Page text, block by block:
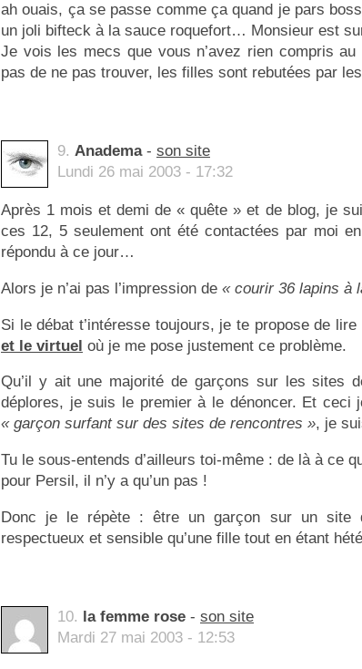
ah ouais, ça se passe comme ça quand je pars
un joli bifteck à la sauce roquefort… Monsieur est
Je vois les mecs que vous n’avez rien compris au
pas de ne pas trouver, les filles sont rebutées par
9. Anadema- son site
Lundi 26 mai 2003 - 17:32
Après 1 mois et demi de « quête » et de blog, je
ces 12, 5 seulement ont été contactées par moi
répondu à ce jour…
Alors je n’ai pas l’impression de « courir 36 lapins à
Si le débat t’intéresse toujours, je te propose de lire
et le virtuel où je me pose justement ce problème.
Qu’il y ait une majorité de garçons sur les sites
déplores, je suis le premier à le dénoncer. Et ceci
« garçon surfant sur des sites de rencontres », je
Tu le sous-entends d’ailleurs toi-même : de là à ce
pour Persil, il n’y a qu’un pas !
Donc je le répète : être un garçon sur un site
respectueux et sensible qu’une fille tout en étant
10. la femme rose - son site
Mardi 27 mai 2003 - 12:53